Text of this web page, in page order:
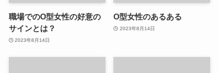
職場でのO型女性の好意の
サインとは？
2023年8月14日
O型女性のあるある
2023年8月14日